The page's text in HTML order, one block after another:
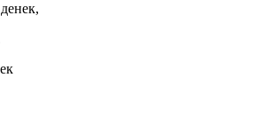
денек,
паренек